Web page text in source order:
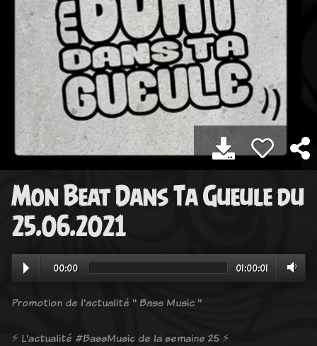
Mon Beat Dans Ta Gueule du
25.06.2021
00:00 01:00:01
Promotion de l'actualité " Bass Music "
⚡️ L'actualité #BassMusic de la semaine 25 ⚡️